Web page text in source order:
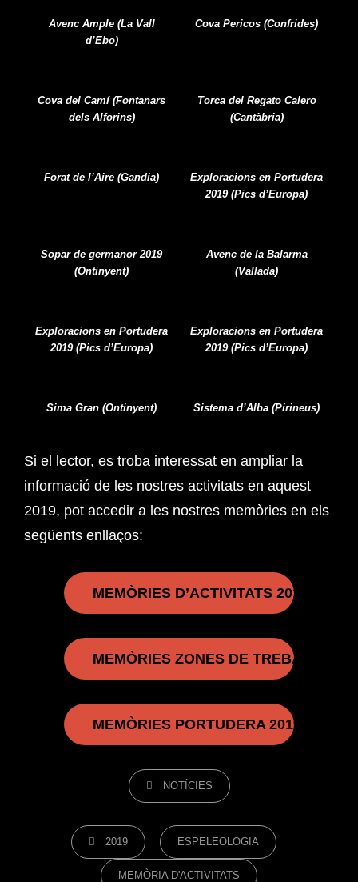
Avenc Ample (La Vall
d’Ebo)
Cova Pericos (Confrides)
Cova del Camí (Fontanars
dels Alforins)
Torca del Regato Calero
(Cantàbria)
Forat de l’Aire (Gandia)
Exploracions en Portudera
2019 (Pics d’Europa)
Sopar de germanor 2019
(Ontinyent)
Avenc de la Balarma
(Vallada)
Exploracions en Portudera
2019 (Pics d’Europa)
Exploracions en Portudera
2019 (Pics d’Europa)
Sima Gran (Ontinyent) Sistema d’Alba (Pirineus)
Si el lector, es troba interessat en ampliar la
informació de les nostres activitats en aquest
2019, pot accedir a les nostres memòries en els
següents enllaços:
MEMÒRIES D’ACTIVITATS 2019
MEMÒRIES ZONES DE TREBALL 2019
MEMÒRIES PORTUDERA 2019
CATEGORIES
NOTÍCIES
TAGS,
2019 ESPELEOLOGIA
MEMÒRIA D'ACTIVITATS